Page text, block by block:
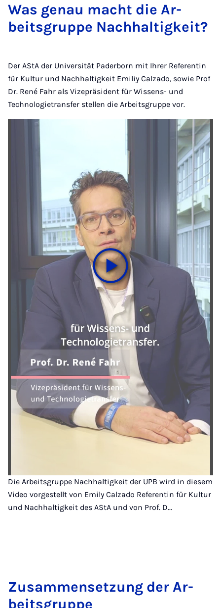
Was ge­nau macht die Ar­
beits­grup­pe Nach­hal­tig­keit?
Der AStA der Universität Paderborn mit Ihrer Referentin
für Kultur und Nachhaltigkeit Emiliy Calzado, sowie Prof
Dr. René Fahr als Vizepräsident für Wissens- und
Technologietransfer stellen die Arbeitsgruppe vor.
Die Arbeitsgruppe Nachhaltigkeit der UPB wird in diesem
Video vorgestellt von Emily Calzado Referentin für Kultur
und Nachhaltigkeit des AStA und von Prof. D...
Zu­sam­men­set­zung der Ar­
beits­grup­pe